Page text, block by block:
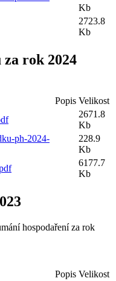
Kb
2723.8
Kb
rok 2024
Popis Velikost
2671.8
Kb
ph-2024-
228.9
Kb
6177.7
Kb
hospodaření za rok
Popis Velikost